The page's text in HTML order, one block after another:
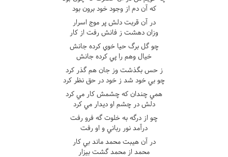
که آن دم از وجود خود برون بود
در آن قربت دلش پر موج اسرار
وزان دهشت ز فانش رفت از کار
چو گل برگ حيا خوي کرده جانش
خيال وهم را پي کرده جانش
ز حس بگذشت وز جان هم گذر کرد
چو بي خود شد ز خود در حق نظر کرد
همي چندان که چشمش کار مي کرد
دلش در چشم او ديدار مي کرد
چو از درگه به خلوت گه فرو رفت
درآمد نور رباني و او رفت
در آن هيبت محمد ماند بي کار
محمد از محمد گشت بيزار